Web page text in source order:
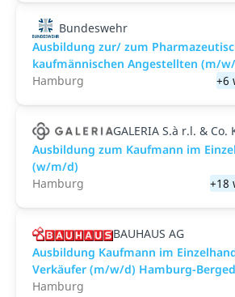
Bundeswehr
Ausbildung zur/ zum
kaufmännischen Angestellten (m/
Hamburg
+6
GALERIA S.à r.l. & Co.
Ausbildung zum Kaufmann im
(w/m/d)
Hamburg
+18
BAUHAUS AG
Ausbildung Kaufmann im
Verkäufer (m/w/d) Hamburg-
Hamburg